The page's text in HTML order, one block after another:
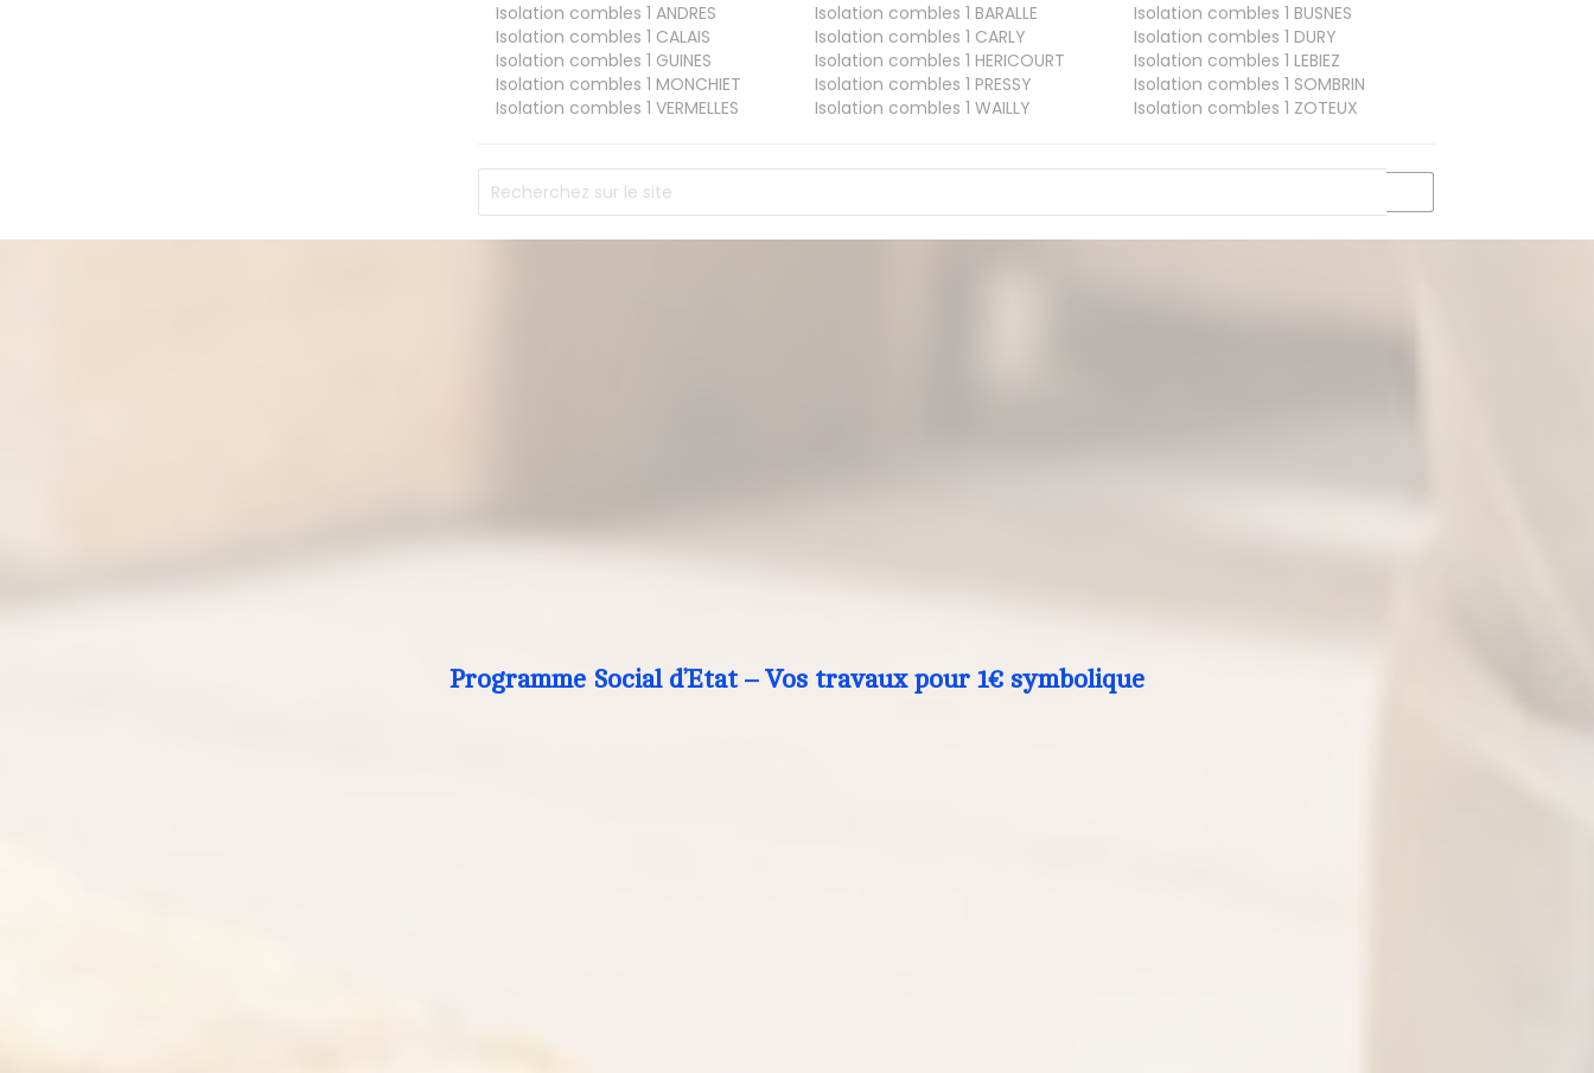
Isolation combles 1 ANDRES Isolation combles 1 BARALLE Isolation combles 1 BUSNES
Isolation combles 1 CALAIS Isolation combles 1 CARLY Isolation combles 1 DURY
Isolation combles 1 GUINES Isolation combles 1 HERICOURT Isolation combles 1 LEBIEZ
Isolation combles 1 MONCHIET Isolation combles 1 PRESSY Isolation combles 1 SOMBRIN
Isolation combles 1 VERMELLES Isolation combles 1 WAILLY Isolation combles 1 ZOTEUX
Programme Social d’Etat – Vos travaux pour 1€ symbolique